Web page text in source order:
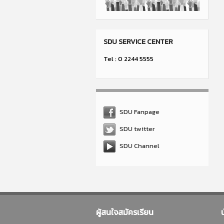
SDU SERVICE CENTER
Tel : 0 2244 5555
SDU Fanpage
SDU twitter
SDU Channel
ผู้สนใจสมัครเรียน